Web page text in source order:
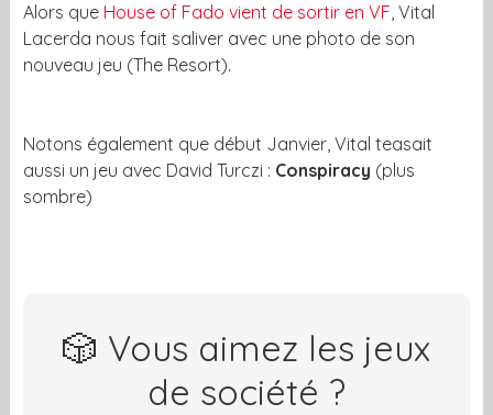
Alors que House of Fado vient de sortir en VF, Vital
Lacerda nous fait saliver avec une photo de son
nouveau jeu (The Resort).
Notons également que début Janvier, Vital teasait
aussi un jeu avec David Turczi : Conspiracy (plus
sombre)
🎲 Vous aimez les jeux
de société ?